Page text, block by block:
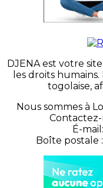
DJENA est votre
les droits
togolaise,
Nous sommes à
É-mail:
Boîte postale